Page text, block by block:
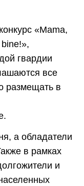
«Mama,
гвардии
все
размещать в
а обладатели
в рамках
и